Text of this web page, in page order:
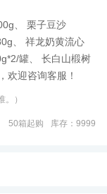
、 栗子豆沙
、 祥龙奶黄流心
罐、 长白山椴树
欢迎咨询客服！
）
库存：9999
50箱起购